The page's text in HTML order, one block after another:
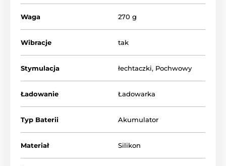
Waga 270 g
Wibracje tak
Stymulacja łechtaczki, Pochwowy
Ładowanie Ładowarka
Typ Baterii Akumulator
Materiał Silikon